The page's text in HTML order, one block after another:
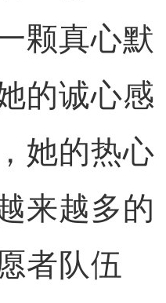
颗真心默
的诚心感
她的热心
来越多的
者队伍